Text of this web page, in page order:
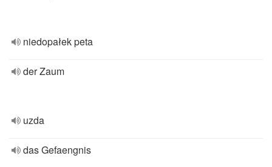
niedopałek peta
der Zaum
uzda
das Gefaengnis